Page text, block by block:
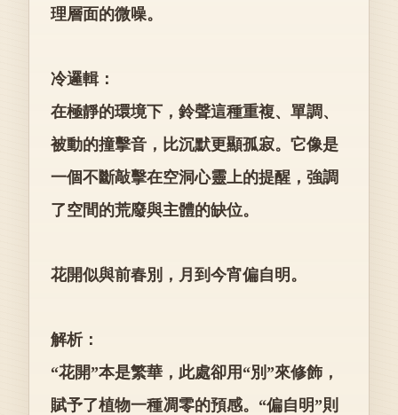
理層面的微噪。
冷邏輯：
在極靜的環境下，鈴聲這種重複、單調、
被動的撞擊音，比沉默更顯孤寂。它像是
一個不斷敲擊在空洞心靈上的提醒，強調
了空間的荒廢與主體的缺位。
花開似與前春別，月到今宵偏自明。
解析：
“花開”本是繁華，此處卻用“別”來修飾，
賦予了植物一種凋零的預感。“偏自明”則